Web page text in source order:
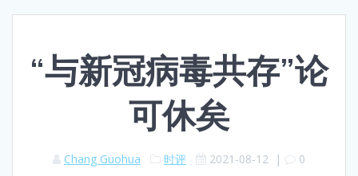
“与新冠病毒共存”论
可休矣
Chang Guohua 时评 2021-08-12 | 0